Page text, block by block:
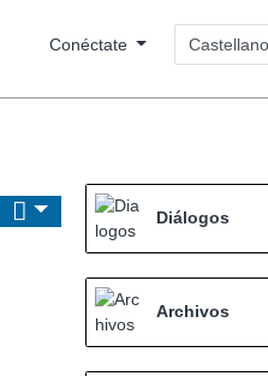
Conéctate
Diálogos
Archivos